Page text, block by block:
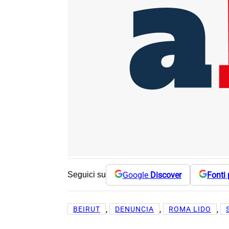
Seguici su Google Discover Fonti
BEIRUT , DENUNCIA , ROMA LIDO ,